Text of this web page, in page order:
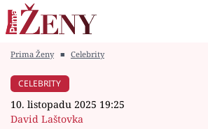
Módní alarm
Prima Ženy ■ Celebrity
CELEBRITY
10. listopadu 2025 19:25
David Laštovka